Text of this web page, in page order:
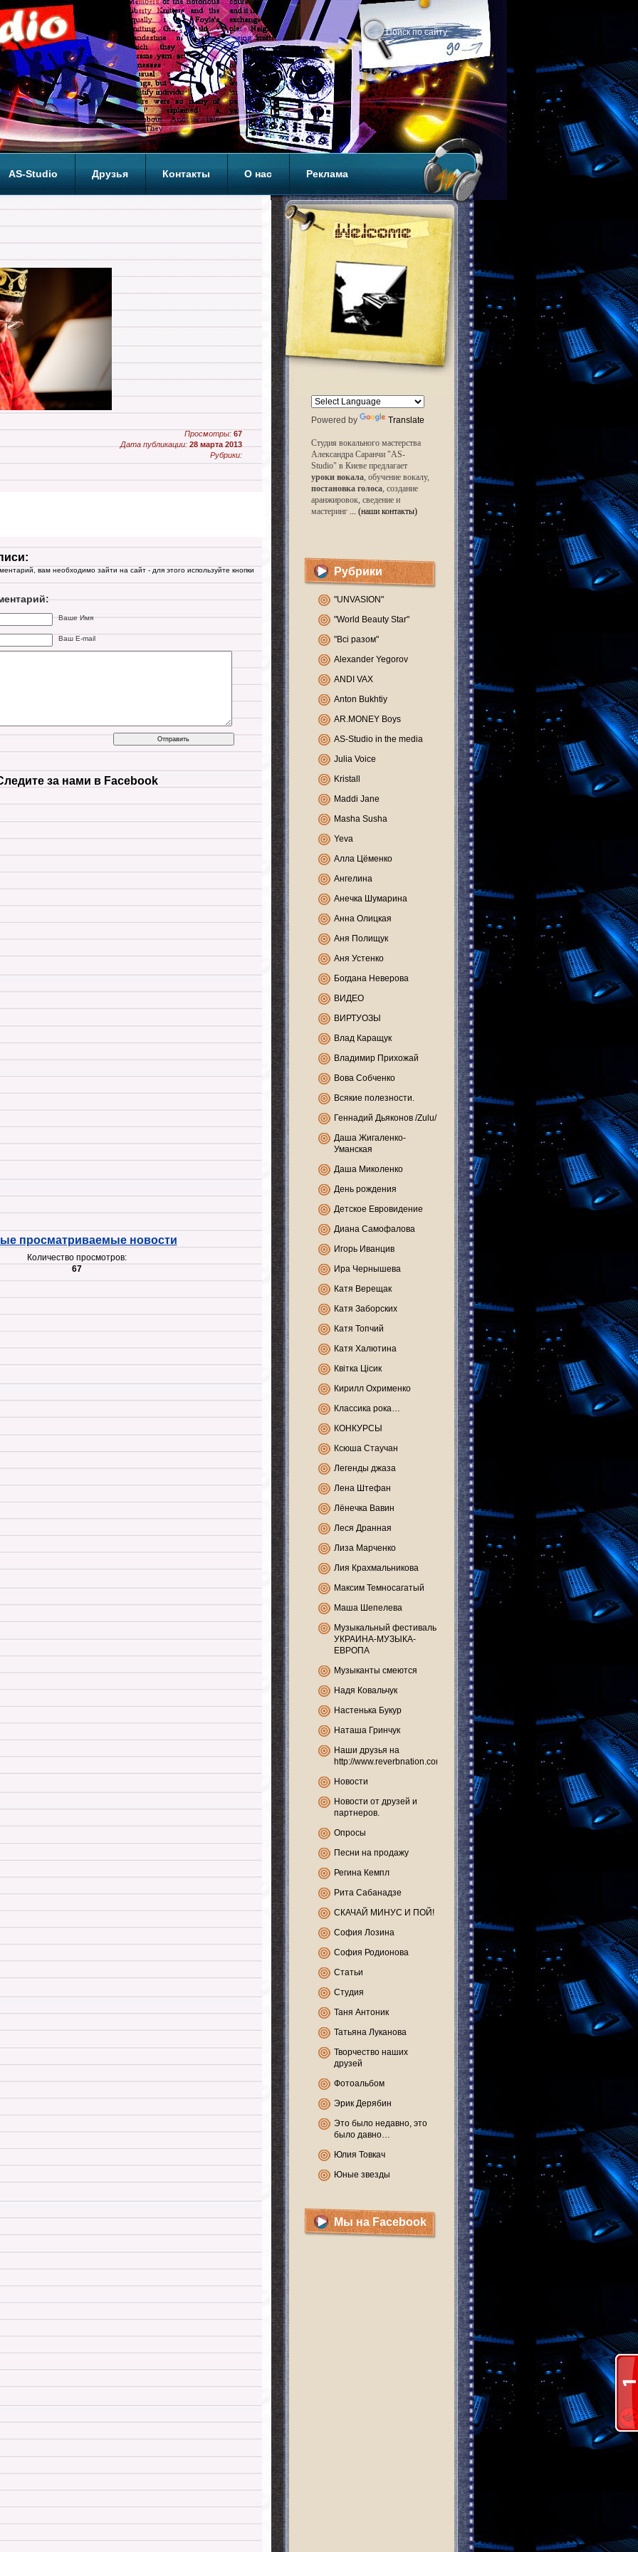
AS-Studio Друзья Контакты О нас Реклама
Просмотры: 67
Дата публикации: 28 марта 2013
Рубрики:
вам необходимо зайти на сайт - для этого используйте кнопки
Ваше Имя
Ваш E-mail
за нами в Facebook
просматриваемые новости
Количество просмотров:
67
Powered by Translate
Студия вокального мастерства
Александра Саранчи "AS-
Studio" в Киеве предлагает
уроки вокала, обучение вокалу,
постановка голоса, создание
аранжировок, сведение и
мастеринг ... (наши контакты)
Рубрики
"UNVASION"
"World Beauty Star"
"Всі разом"
Alexander Yegorov
ANDI VAX
Anton Bukhtiy
AR.MONEY Boys
AS-Studio in the media
Julia Voice
Kristall
Maddi Jane
Masha Susha
Yeva
Алла Цёменко
Ангелина
Анечка Шумарина
Анна Олицкая
Аня Полищук
Аня Устенко
Богдана Неверова
ВИДЕО
ВИРТУОЗЫ
Влад Каращук
Владимир Прихожай
Вова Собченко
Всякие полезности.
Геннадий Дьяконов /Zulu/
Даша Жигаленко-
Уманская
Даша Миколенко
День рождения
Детское Евровидение
Диана Самофалова
Игорь Иванцив
Ира Чернышева
Катя Верещак
Катя Заборских
Катя Топчий
Катя Халютина
Квітка Цісик
Кирилл Охрименко
Классика рока…
КОНКУРСЫ
Ксюша Стаучан
Легенды джаза
Лена Штефан
Лёнечка Вавин
Леся Дранная
Лиза Марченко
Лия Крахмальникова
Максим Темносагатый
Маша Шепелева
Музыкальный фестиваль
УКРАИНА-МУЗЫКА-
ЕВРОПА
Музыканты смеются
Надя Ковальчук
Настенька Букур
Наташа Гринчук
Наши друзья на
http://www.reverbnation.com
Новости
Новости от друзей и
партнеров.
Опросы
Песни на продажу
Регина Кемпл
Рита Сабанадзе
СКАЧАЙ МИНУС И ПОЙ!
София Лозина
София Родионова
Статьи
Студия
Таня Антоник
Татьяна Луканова
Творчество наших
друзей
Фотоальбом
Эрик Дерябин
Это было недавно, это
было давно…
Юлия Товкач
Юные звезды
Мы на Facebook